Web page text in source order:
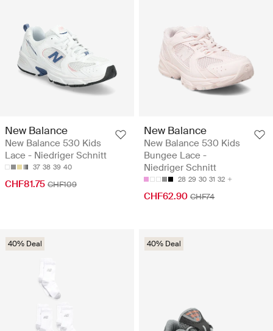
New Balance
New Balance 530 Kids
Lace - Niedriger Schnitt
37 38 39 40
CHF81.75 CHF109
New Balance
New Balance 530 Kids
Bungee Lace -
Niedriger Schnitt
28 29 30 31 32
CHF62.90 CHF74
40% Deal 40% Deal